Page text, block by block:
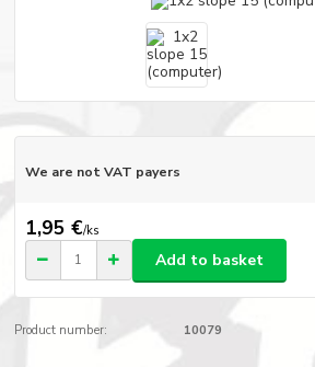
We are not VAT payers
1,95 €/ks
Add to basket
Product number: 10079